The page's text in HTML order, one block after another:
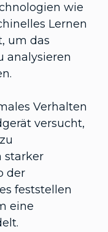
wie
Lernen
um das
analysieren
Verhalten
versucht,
starker
der
feststellen
eine